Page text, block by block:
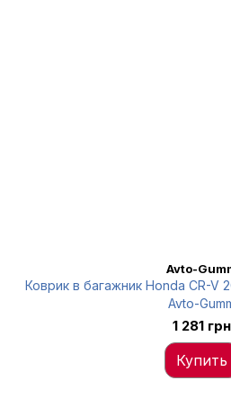
Avto-
Коврик в багажник Honda CR-V
Avto-
1 281 грн
Купить